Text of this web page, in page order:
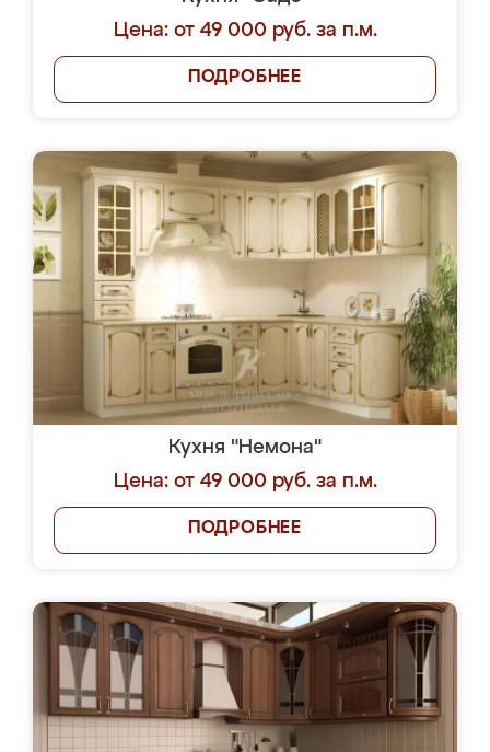
Цена: от 49 000 руб. за п.м.
ПОДРОБНЕЕ
Кухня "Немона"
Цена: от 49 000 руб. за п.м.
ПОДРОБНЕЕ